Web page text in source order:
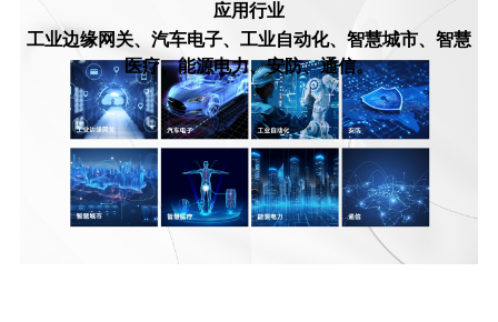
应用行业
工业边缘网关、汽车电子、工业自动化、智慧城市、智慧
医疗、能源电力、安防、通信。